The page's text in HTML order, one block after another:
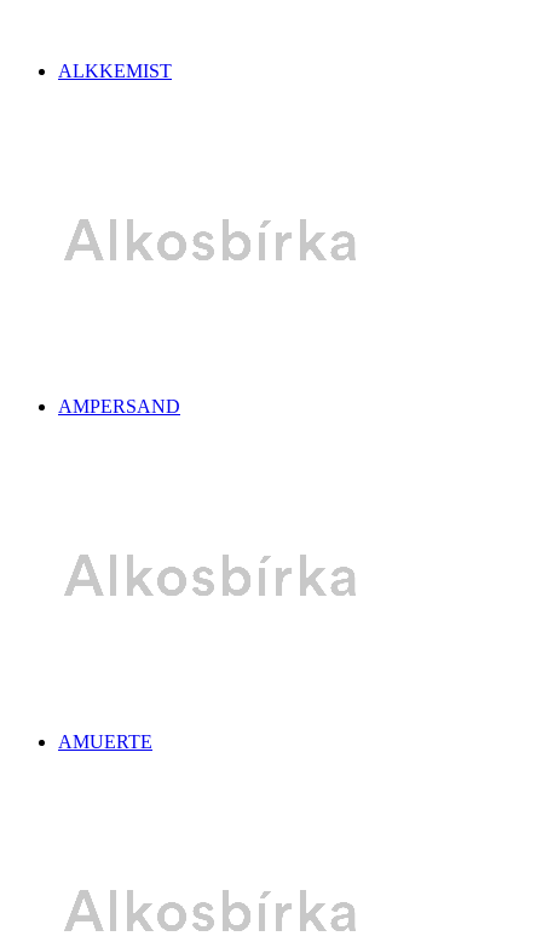
ALKKEMIST
AMPERSAND
AMUERTE